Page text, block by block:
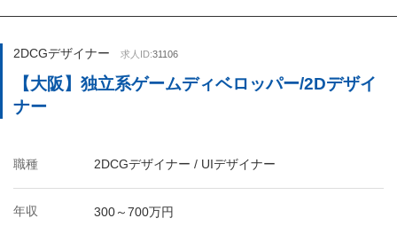
2DCGデザイナー 求人ID:31106
【大阪】独立系ゲームディベロッパー/2Dデザイ
ナー
職種 2DCGデザイナー / UIデザイナー
年収 300～700万円